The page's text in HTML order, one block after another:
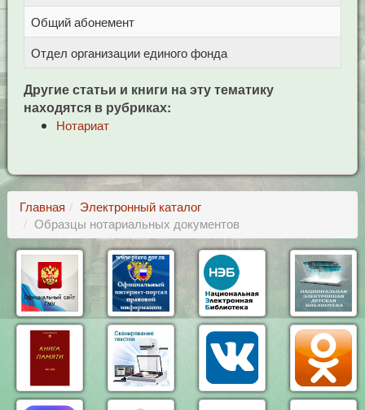
Общий абонемент
Отдел организации единого фонда
Другие статьи и книги на эту тематику
находятся в рубриках:
Нотариат
Главная
Электронный каталог
Образцы нотариальных документов